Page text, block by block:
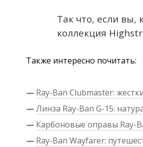
Так что, если вы,
коллекция
Также интересно почитать:
— Ray-Ban Clubmaster:
—Линза Ray-Ban G-15:
— Карбоновые оправы Ray-
— Ray-Ban Wayfarer: